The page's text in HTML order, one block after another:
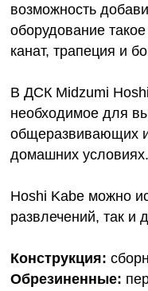
возможность
оборудование
канат, трапеция и
В ДСК Midzumi
необходимое для
общеразвивающих
домашних условиях.
Hoshi Kabe можно
развлечений, так и
Конструкция:
Обрезиненные: